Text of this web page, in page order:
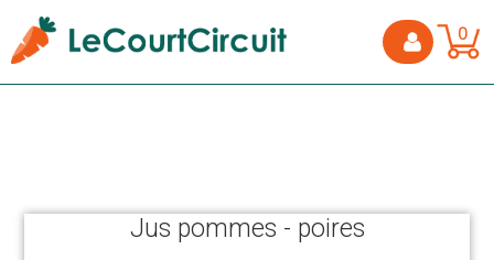
0
Jus pommes - poires